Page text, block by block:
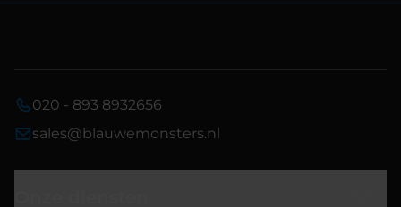
020 - 893 8932656
sales@blauwemonsters.nl